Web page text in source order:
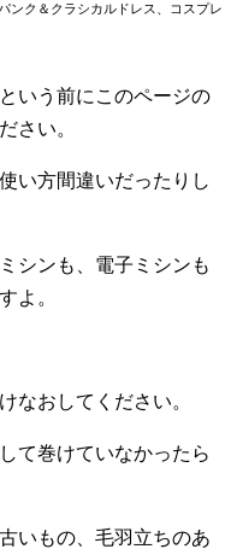
ンク＆クラシカルドレス、コスプレ
いう前にこのページの
さい。
い方間違いだったりし
シンも、電子ミシンも
よ。
なおしてください。
て巻けていなかったら
いもの、毛羽立ちのあ